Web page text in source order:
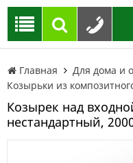
Главная Для дома и
Козырьки из
Козырек над
нестандартный,